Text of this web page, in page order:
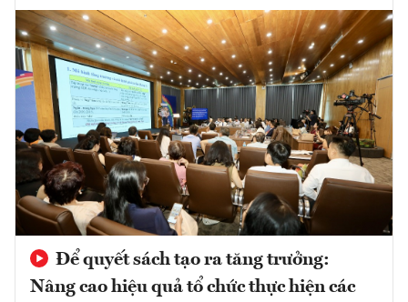
Để quyết sách tạo ra tăng trưởng:
Nâng cao hiệu quả tổ chức thực hiện các